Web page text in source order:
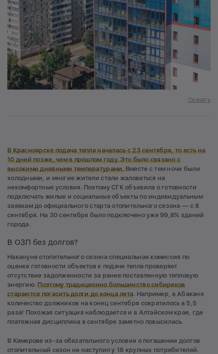
Скачать
В Красноярске подача тепла началась с 23 сентября, то есть на
10 дней позже, чем в прошлом году. Это было связано с
высокими дневными температурами.Вместе с тем ночи были
холодными, и многие жители стали жаловаться на
некомфортные условия. Поэтому СГК объявила о готовности
подключать жилые и социальные объекты по индивидуальным
заявкам до официального старта отопительного сезона — с 8
сентября. На 30 сентября было подключено уже 99,8% зданий
города.
В ОЗП без долгов?
Накануне отопительного сезона специальная комиссия по
оценке готовности объектов к подаче тепла проверяет
отсутствие задолженности за ранее поставленную тепловую
энергию.Поэтому традиционно большинство сибиряков
стараются погасить долги до конца лета. Например, в Абакане
количество должников на конец сентября сократилось в 5,5
раза! Похожая ситуация наблюдается и в Алтайском крае, где
платежная дисциплина в сентябре заметно повысилась.
В Кемерове из-за обязательного условия о погашении долгов
отопительный сезон не наступил у 18 крупных потребителей.